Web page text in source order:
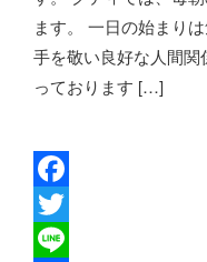
ます。 一日の始まり
手を敬い良好な人間
っております […]
F
aT